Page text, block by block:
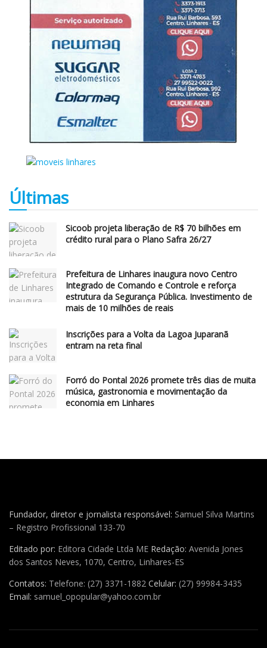
Últimas
Sicoob projeta liberação de R$ 70 bilhões em
crédito rural para o Plano Safra 26/27
Prefeitura de Linhares inaugura novo Centro
Integrado de Comando e Controle e reforça
estrutura da Segurança Pública. Investimento de
mais de 10 milhões de reais
Inscrições para a Volta da Lagoa Juparanã
entram na reta final
Forró do Pontal 2026 promete três dias de muita
música, gastronomia e movimentação da
economia em Linhares
Fundador, diretor e jornalista responsável: Samuel Silva Martins
– Registro Profissional 133-70
Editado por: Editora Cidade Ltda ME Redação: Avenida Jones
dos Santos Neves, 1070, Centro, Linhares-ES
Contatos: Telefone: (27) 3371-1882 Celular: (27) 99984-3435
Email: samuel_opopular@yahoo.com.br